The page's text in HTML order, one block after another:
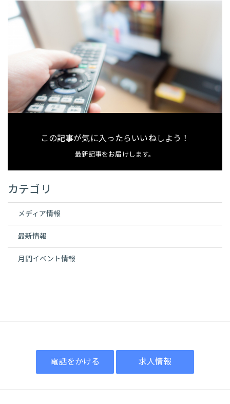
この記事が気に入ったらいいねしよう！
最新記事をお届けします。
カテゴリ
メディア情報
最新情報
月間イベント情報
電話をかける 求人情報